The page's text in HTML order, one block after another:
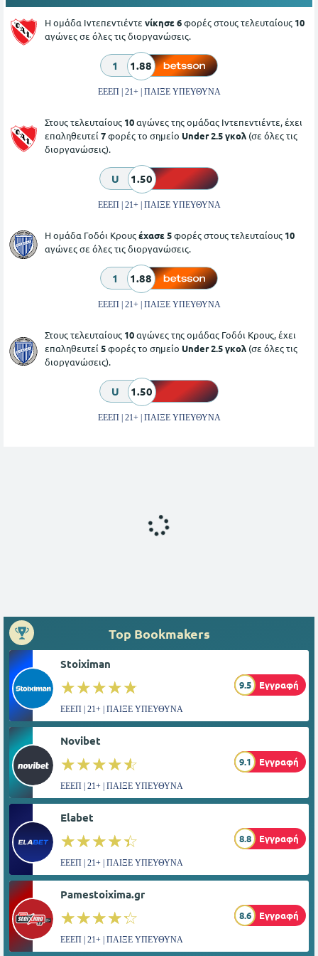
Η ομάδα Ιντεπεντιέντε νίκησε 6φορές στους τελευταίους 10
αγώνες σε όλες τις διοργανώσεις.
1 1.88
ΕΕΕΠ | 21+ | ΠΑΙΞΕ ΥΠΕΥΘΥΝΑ
Στους τελευταίους 10αγώνες της ομάδας Ιντεπεντιέντε, έχει
επαληθευτεί 7φορές το σημείο Under 2.5 γκολ (σε όλες τις
διοργανώσεις).
U 1.50
ΕΕΕΠ | 21+ | ΠΑΙΞΕ ΥΠΕΥΘΥΝΑ
Η ομάδα Γοδόι Κρουςέχασε 5φορές στους τελευταίους 10
αγώνες σε όλες τις διοργανώσεις.
1 1.88
ΕΕΕΠ | 21+ | ΠΑΙΞΕ ΥΠΕΥΘΥΝΑ
Στους τελευταίους 10αγώνες της ομάδας Γοδόι Κρους, έχει
επαληθευτεί 5φορές το σημείο Under 2.5 γκολ (σε όλες τις
διοργανώσεις).
U 1.50
ΕΕΕΠ | 21+ | ΠΑΙΞΕ ΥΠΕΥΘΥΝΑ
Top Bookmakers
Stoiximan
☆☆☆☆☆
★★★★★ 9.5 Εγγραφή
ΕΕΕΠ | 21+ | ΠΑΙΞΕ ΥΠΕΥΘΥΝΑ
Novibet
☆☆☆☆☆
★★★★★ 9.1 Εγγραφή
ΕΕΕΠ | 21+ | ΠΑΙΞΕ ΥΠΕΥΘΥΝΑ
Elabet
☆☆☆☆☆
★★★★★ 8.8 Εγγραφή
ΕΕΕΠ | 21+ | ΠΑΙΞΕ ΥΠΕΥΘΥΝΑ
Pamestoixima.gr
☆☆☆☆☆
★★★★★ 8.6 Εγγραφή
ΕΕΕΠ | 21+ | ΠΑΙΞΕ ΥΠΕΥΘΥΝΑ